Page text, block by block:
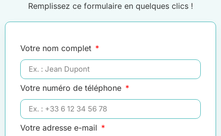
Remplissez ce formulaire en quelques clics !
Votre nom complet
Votre numéro de téléphone
Votre adresse e-mail